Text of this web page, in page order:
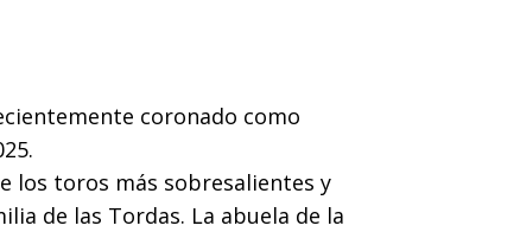
coronado como
los toros más sobresalientes y
de las Tordas. La abuela de la